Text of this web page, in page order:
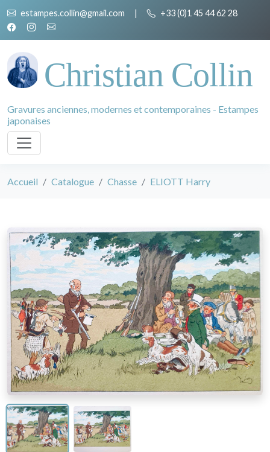
estampes.collin@gmail.com | +33 (0)1 45 44 62 28
Christian Collin
Gravures anciennes, modernes et contemporaines - Estampes
japonaises
Accueil Catalogue Chasse ELIOTT Harry